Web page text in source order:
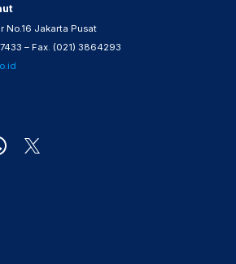
No.16 Jakarta Pusat
– Fax. (021) 3864293